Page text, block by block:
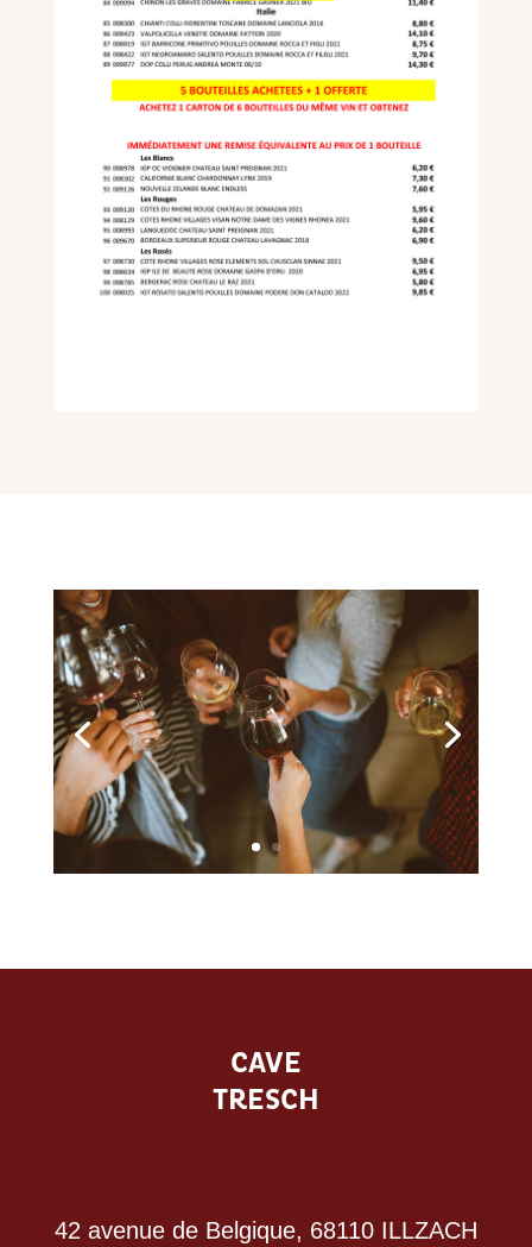
CAVE
TRESCH
42 avenue de Belgique, 68110 ILLZACH